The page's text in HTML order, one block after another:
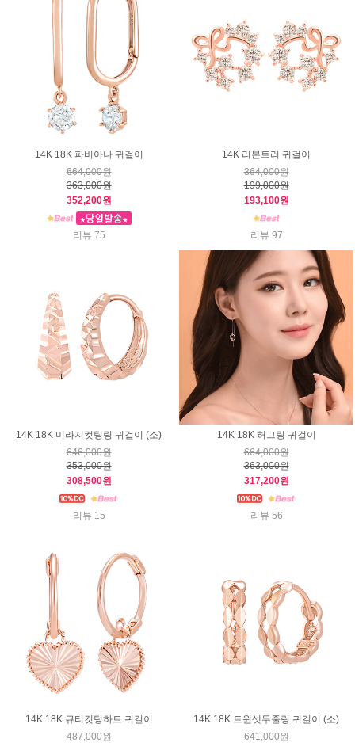
14K 18K 파비아나 귀걸이
664,000원
363,000원
352,200원
리뷰 75
14K 리본트리 귀걸이
364,000원
199,000원
193,100원
리뷰 97
14K 18K 미라지컷팅링 귀걸이 (소)
646,000원
353,000원
308,500원
리뷰 15
14K 18K 허그링 귀걸이
664,000원
363,000원
317,200원
리뷰 56
14K 18K 큐티컷팅하트 귀걸이
487,000원
14K 18K 트윈셋두줄링 귀걸이 (소)
641,000원